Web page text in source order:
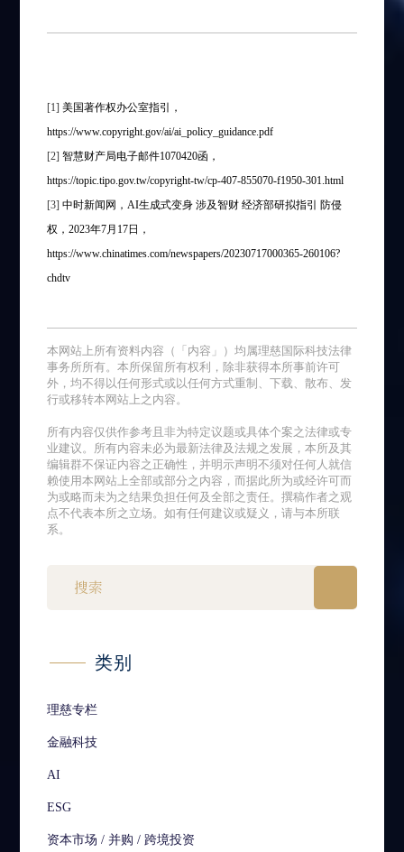
[1]美国著作权办公室指引，
https://www.copyright.gov/ai/ai_policy_guidance.pdf
[2]智慧财产局电子邮件1070420函，
https://topic.tipo.gov.tw/copyright-tw/cp-407-855070-f1950-301.html
[3]中时新闻网，AI生成式变身 涉及智财 经济部研拟指引 防侵
权，2023年7月17日，
https://www.chinatimes.com/newspapers/20230717000365-260106?
chdtv
本网站上所有资料内容（「内容」）均属理慈国际科技法律
事务所所有。本所保留所有权利，除非获得本所事前许可
外，均不得以任何形式或以任何方式重制、下载、散布、发
行或移转本网站上之内容。
所有内容仅供作参考且非为特定议题或具体个案之法律或专
业建议。所有内容未必为最新法律及法规之发展，本所及其
编辑群不保证内容之正确性，并明示声明不须对任何人就信
赖使用本网站上全部或部分之内容，而据此所为或经许可而
为或略而未为之结果负担任何及全部之责任。撰稿作者之观
点不代表本所之立场。如有任何建议或疑义，请与本所联
系。
类别
理慈专栏
金融科技
AI
ESG
资本市场 / 并购 / 跨境投资